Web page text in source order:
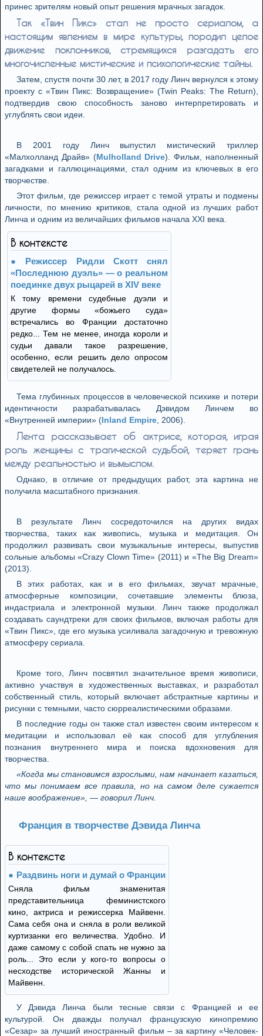
принес зрителям новый опыт решения мрачных загадок.
Так «Твин Пикс» стал не просто сериалом, а
настоящим явлением в мире культуры, породил целое
движение поклонников, стремящихся разгадать его
многочисленные мистические и психологические тайны.
Затем, спустя почти 30 лет, в 2017 году Линч вернулся к этому
проекту с «Твин Пикс: Возвращение» (Twin Peaks: The Return),
подтвердив свою способность заново интерпретировать и
углублять свои идеи.
В 2001 году Линч выпустил мистический триллер
«Малхолланд Драйв» (Mulholland Drive). Фильм, наполненный
загадками и галлюцинациями, стал одним из ключевых в его
творчестве.
Этот фильм, где режиссер играет с темой утраты и подмены
личности, по мнению критиков, стала одной из лучших работ
Линча и одним из величайших фильмов начала XXI века.
В контексте
Режиссер Ридли Скотт снял
«Последнюю дуэль» — о реальном
поединке двух рыцарей в XIV веке
К тому времени судебные дуэли и
другие формы «божьего суда»
встречались во Франции достаточно
редко... Тем не менее, иногда короли и
судьи давали такое разрешение,
особенно, если решить дело опросом
свидетелей не получалось.
Тема глубинных процессов в человеческой психике и потери
идентичности разрабатывалась Дэвидом Линчем во
«Внутренней империи» (Inland Empire , 2006).
Лента рассказывает об актрисе, которая, играя
роль женщины с трагической судьбой, теряет грань
между реальностью и вымыслом.
Однако, в отличие от предыдущих работ, эта картина не
получила масштабного признания.
В результате Линч сосредоточился на других видах
творчества, таких как живопись, музыка и медитация. Он
продолжил развивать свои музыкальные интересы, выпустив
сольные альбомы «Crazy Clown Time» (2011) и «The Big Dream»
(2013).
В этих работах, как и в его фильмах, звучат мрачные,
атмосферные композиции, сочетавшие элементы блюза,
индастриала и электронной музыки. Линч также продолжал
создавать саундтреки для своих фильмов, включая работы для
«Твин Пикс», где его музыка усиливала загадочную и тревожную
атмосферу сериала.
Кроме того, Линч посвятил значительное время живописи,
активно участвуя в художественных выставках, и разработал
собственный стиль, который включает абстрактные картины и
рисунки с темными, часто сюрреалистическими образами.
В последние годы он также стал известен своим интересом к
медитации и использовал её как способ для углубления
познания внутреннего мира и поиска вдохновения для
творчества.
«Когда мы становимся взрослыми, нам начинает казаться,
что мы понимаем все правила, но на самом деле сужается
наше воображение», — говорил Линч.
Франция в творчестве Дэвида Линча
В контексте
Раздвинь ноги и думай о Франции
Сняла фильм знаменитая
представительница феминистского
кино, актриса и режиссерка Майвенн.
Сама себя она и сняла в роли великой
куртизанки его величества. Удобно. И
даже самому с собой спать не нужно за
роль... Это если у кого-то вопросы о
несходстве исторической Жанны и
Майвенн.
У Дэвида Линча были тесные связи с Францией и ее
культурой. Он дважды получал французскую кинопремию
«Сезар» за лучший иностранный фильм – за картину «Человек-